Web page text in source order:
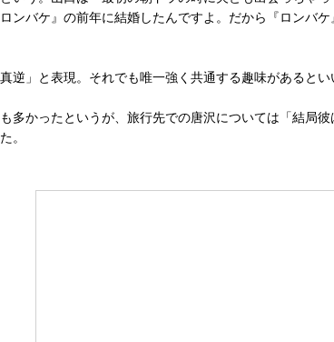
ンバケ』の前年に結婚したんですよ。だから『ロン
」と表現。それでも唯一強く共通する趣味があると
多かったというが、旅行先での唐沢については「結局
。